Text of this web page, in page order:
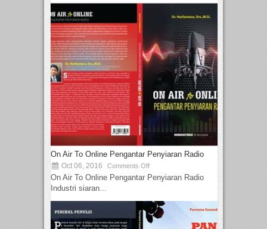
On Air To Online Pengantar Penyiaran Radio
Oct 06, 2016 Comments Off
On Air To Online Pengantar Penyiaran Radio
Industri siaran...